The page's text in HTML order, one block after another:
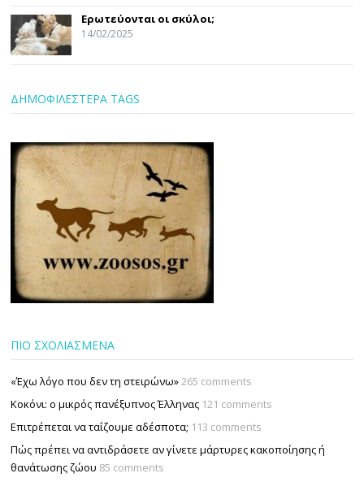
Ερωτεύονται οι σκύλοι;
14/02/2025
ΔΗΜΟΦΙΛΕΣΤΕΡΑ TAGS
ΠΙΟ ΣΧΟΛΙΑΣΜΕΝΑ
«Έχω λόγο που δεν τη στειρώνω»265 comments
Κοκόνι: ο μικρός πανέξυπνος Έλληνας 121 comments
Επιτρέπεται να ταΐζουµε αδέσποτα; 113 comments
Πώς πρέπει να αντιδράσετε αν γίνετε μάρτυρες κακοποίησης ή
θανάτωσης ζώου 85 comments